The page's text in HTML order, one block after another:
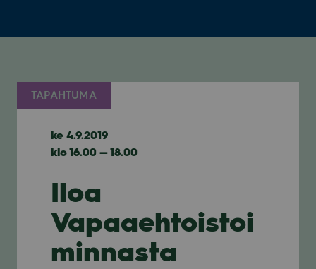
TAPAHTUMA
ke 4.9.2019
klo 16.00 — 18.00
Iloa
Vapaaehtoistoi
minnasta